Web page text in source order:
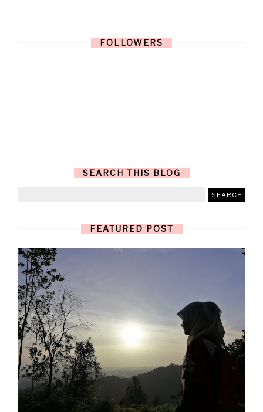
FOLLOWERS
SEARCH THIS BLOG
FEATURED POST